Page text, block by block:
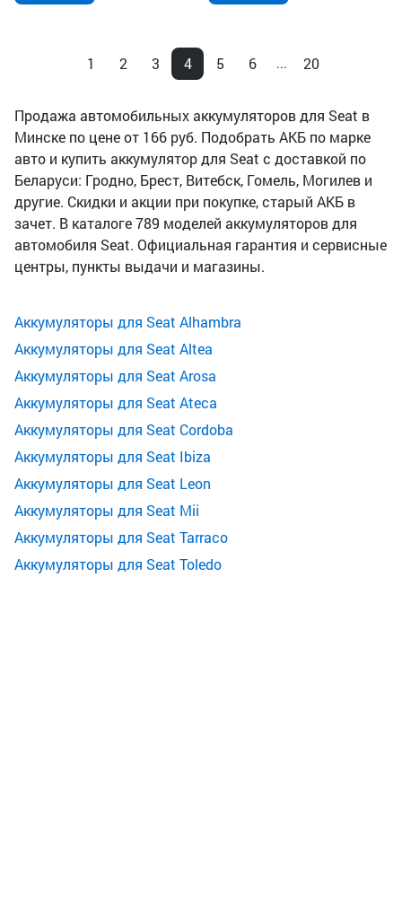
1 2 3 4 5 6 ... 20
Продажа автомобильных аккумуляторов для Seat в
Минске по цене от 166 руб. Подобрать АКБ по марке
авто и купить аккумулятор для Seat с доставкой по
Беларуси: Гродно, Брест, Витебск, Гомель, Могилев и
другие. Скидки и акции при покупке, старый АКБ в
зачет. В каталоге 789 моделей аккумуляторов для
автомобиля Seat. Официальная гарантия и сервисные
центры, пункты выдачи и магазины.
Аккумуляторы для Seat Alhambra
Аккумуляторы для Seat Altea
Аккумуляторы для Seat Arosa
Аккумуляторы для Seat Ateca
Аккумуляторы для Seat Cordoba
Аккумуляторы для Seat Ibiza
Аккумуляторы для Seat Leon
Аккумуляторы для Seat Mii
Аккумуляторы для Seat Tarraco
Аккумуляторы для Seat Toledo